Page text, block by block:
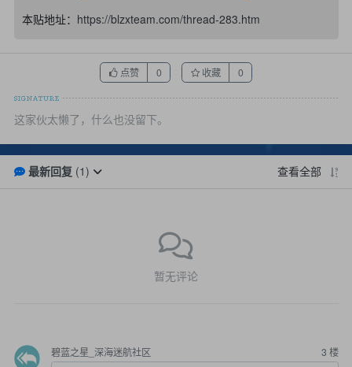
本贴地址： https://blzxteam.com/thread-283.htm
点赞 0 收藏 0
这家伙太懒了，什么也没留下。
最新回复(1) 查看全部
暂无评论
碧蓝之星_深海迷航社区 3 楼